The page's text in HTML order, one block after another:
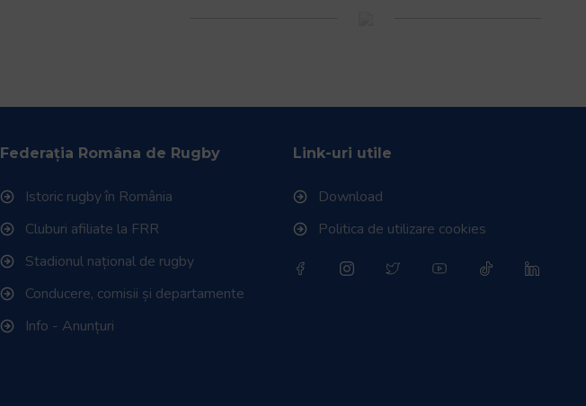
Federația Româna de Rugby
Istoric rugby în România
Cluburi afiliate la FRR
Stadionul național de rugby
Conducere, comisii și departamente
Info - Anunțuri
Link-uri utile
Download
Politica de utilizare cookies